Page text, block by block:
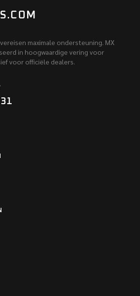
maximale ondersteuning. MX
in hoogwaardige vering voor
voor officiële dealers.